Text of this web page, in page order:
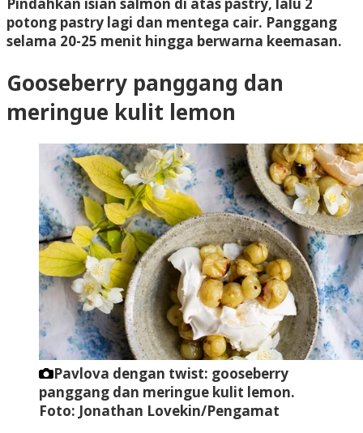
potong pastry lagi dan mentega cair. Panggang
selama 20-25 menit hingga berwarna keemasan.
Gooseberry panggang dan
meringue kulit lemon
Pavlova dengan twist: gooseberry
panggang dan meringue kulit lemon.
Foto: Jonathan Lovekin/Pengamat